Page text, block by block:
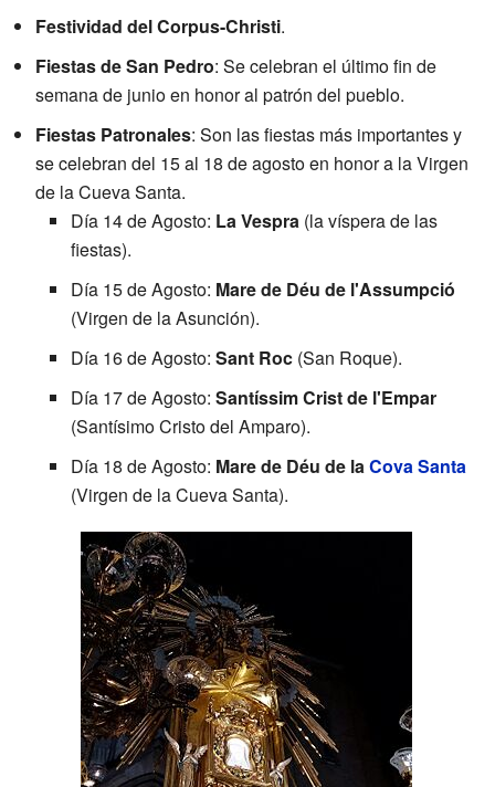
Festividad del Corpus-Christi.
Fiestas de San Pedro: Se celebran el último fin de
semana de junio en honor al patrón del pueblo.
Fiestas Patronales: Son las fiestas más importantes y
se celebran del 15 al 18 de agosto en honor a la Virgen
de la Cueva Santa.
Día 14 de Agosto: La Vespra (la víspera de las
fiestas).
Día 15 de Agosto: Mare de Déu de l'Assumpció
(Virgen de la Asunción).
Día 16 de Agosto: Sant Roc (San Roque).
Día 17 de Agosto: Santíssim Crist de l'Empar
(Santísimo Cristo del Amparo).
Día 18 de Agosto: Mare de Déu de laCova Santa
(Virgen de la Cueva Santa).